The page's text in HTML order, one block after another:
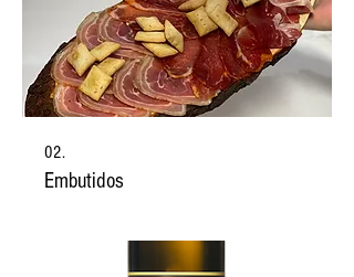
02.
Embutidos